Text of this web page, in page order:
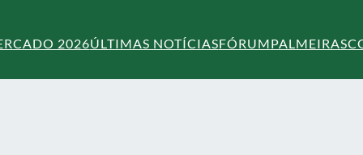
2026ÚLTIMAS NOTÍCIASFÓRUMPALMEIRAS